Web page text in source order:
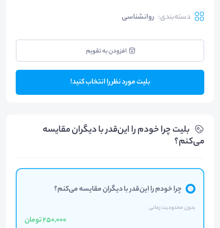
دسته‌بندی: روانشناسی
افزودن به تقویم
بلیت مورد نظر را انتخاب کنید!
بلیت‌ چرا خودم را این‌قدر با دیگران مقایسه
می‌کنم؟
چرا خودم را این‌قدر با دیگران مقایسه می‌کنم؟
بدون محدودیت زمانی
250,000 تومان